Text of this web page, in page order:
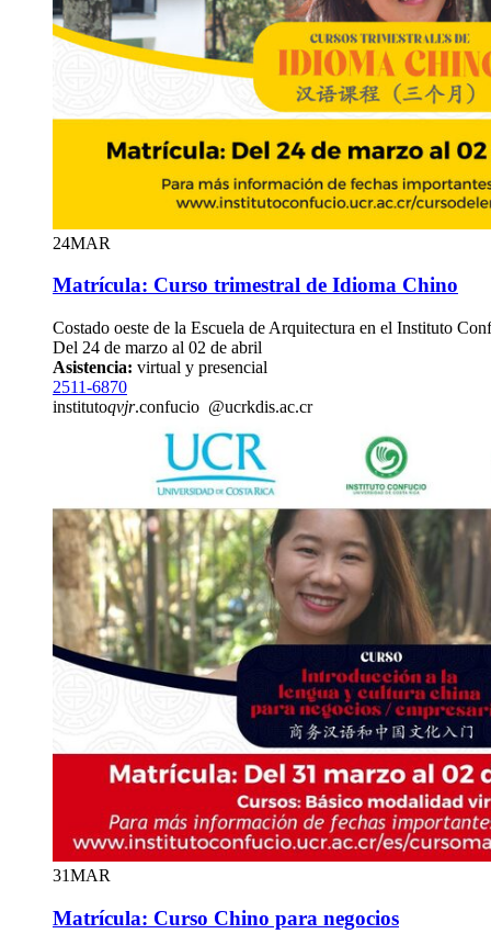
24MAR
Matrícula: Curso trimestral de Idioma Chino
Costado oeste de la Escuela de Arquitectura en el Instituto
Del 24 de marzo al 02 de abril
Asistencia: virtual y presencial
2511-6870
institutoqvjr.confucio @ucrkdis.ac.cr
31MAR
Matrícula: Curso Chino para negocios